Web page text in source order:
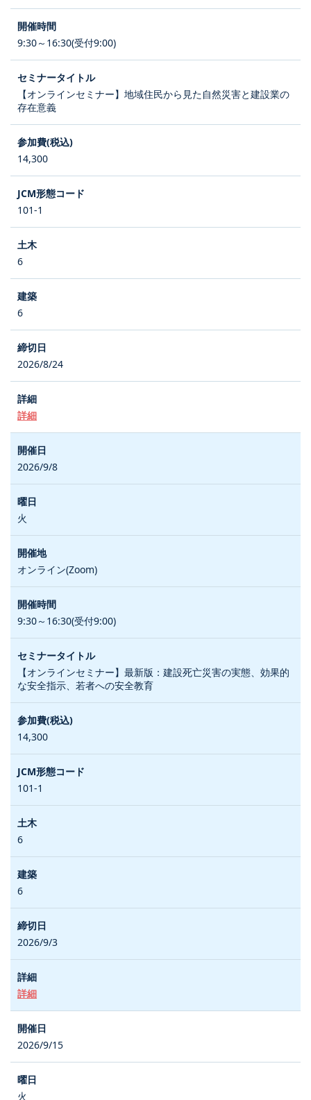
9:30～16:30(受付9:00)
【オンラインセミナー】地域住民から見た自然災害と建設業の
存在意義
14,300
101-1
6
6
2026/8/24
詳細
2026/9/8
火
オンライン(Zoom)
9:30～16:30(受付9:00)
【オンラインセミナー】最新版：建設死亡災害の実態、効果的
な安全指示、若者への安全教育
14,300
101-1
6
6
2026/9/3
詳細
2026/9/15
火